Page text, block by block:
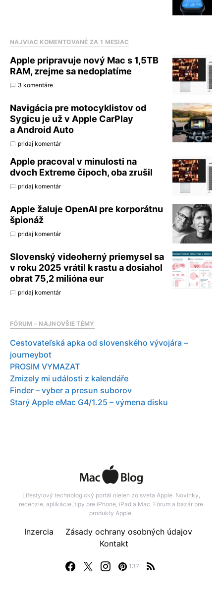
NAJVIAC KOMENTOVANÉ ZA 1 MESIAC
Apple pripravuje nový Mac s 1,5TB
RAM, zrejme sa nedoplatíme
3 komentáre
Navigácia pre motocyklistov od
Sygicu je už v Apple CarPlay
a Android Auto
pridaj komentár
Apple pracoval v minulosti na
dvoch Extreme čipoch, oba zrušil
pridaj komentár
Apple žaluje OpenAI pre korporátnu
špionáž
pridaj komentár
Slovenský videoherný priemysel sa
v roku 2025 vrátil k rastu a dosiahol
obrat 75,2 milióna eur
pridaj komentár
FÓRUM – NAJNOVŠIE TÉMY
Cestovateľská apka od slovenského vývojára –
journeybot
PROSIM VYMAZAT
Zmizely mi události z kalendáře
Finder – vyber a presun suborov
Starý Apple eMac G4/1.25 – výmena disku
Lifestylový technologický portál nielen zo sveta Apple. Novinky,
recenzie, aplikácie, tipy pre iPhone, iPad a Mac. Fórum a bazár pre
produkty Apple.
137
Inzercia
Zásady ochrany osobných údajov
Kontakt